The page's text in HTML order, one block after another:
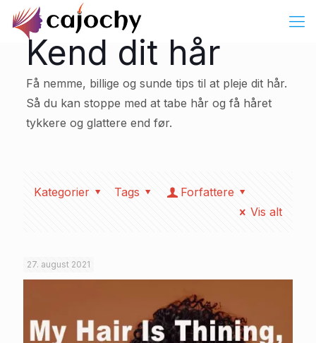
Kend dit hår
Få nemme, billige og sunde tips til at pleje dit hår.
Så du kan stoppe med at tabe hår og få håret
tykkere og glattere end før.
Kategorier Tags
Forfattere
Vis alt
27. august 2021